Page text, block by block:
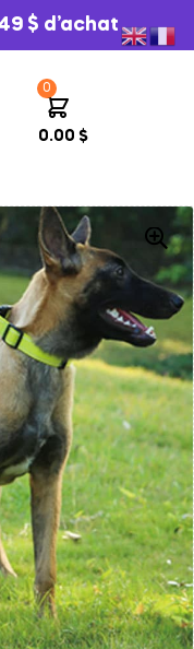
$ d’achat
0
0.00$